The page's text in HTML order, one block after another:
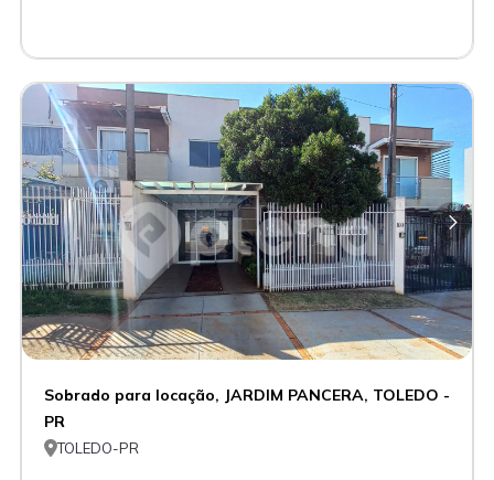
Sobrado para locação, JARDIM PANCERA, TOLEDO -
PR
TOLEDO-PR